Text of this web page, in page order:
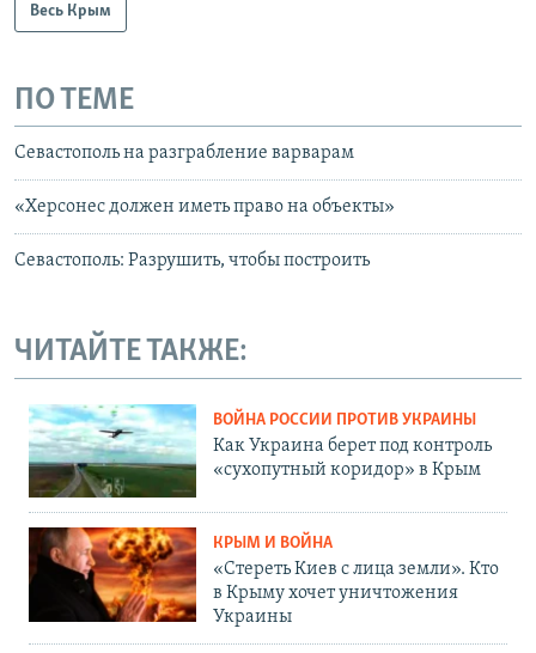
Весь Крым
ПО ТЕМЕ
Севастополь на разграбление варварам
«Херсонес должен иметь право на объекты»
Севастополь: Разрушить, чтобы построить
ЧИТАЙТЕ ТАКЖЕ:
ВОЙНА РОССИИ ПРОТИВ УКРАИНЫ
Как Украина берет под контроль
«сухопутный коридор» в Крым
КРЫМ И ВОЙНА
«Стереть Киев с лица земли». Кто
в Крыму хочет уничтожения
Украины